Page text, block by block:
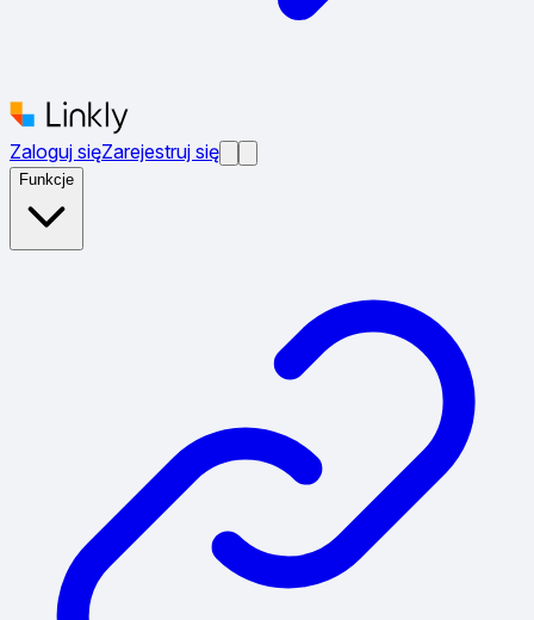
Zaloguj sięZarejestruj się
Funkcje